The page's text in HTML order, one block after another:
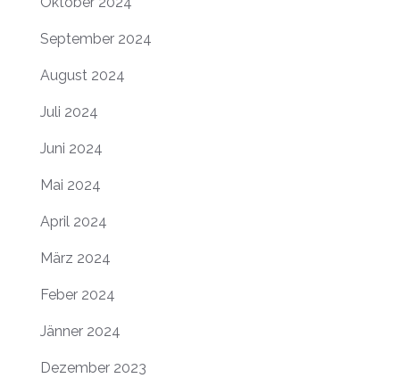
September 2024
August 2024
Juli 2024
Juni 2024
Mai 2024
April 2024
März 2024
Feber 2024
Jänner 2024
Dezember 2023